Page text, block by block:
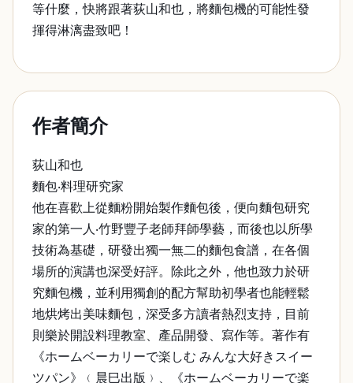
等什麼，快將跟著荻山和也，將麵包機的可能性發
揮得淋漓盡致吧！
作者簡介
荻山和也
麵包‧料理研究家
他在喜歡上從麵粉開始製作麵包後，便向麵包研究
家的第一人‧竹野豐子老師拜師學藝，而後也以所學
技術為基礎，研發出獨一無二的麵包食譜，在各個
場所的演講也深受好評。除此之外，他也致力於研
究麵包機，並利用獨創的配方幫助初學者也能輕鬆
地烘烤出美味麵包，深受多方讀者熱烈支持，目前
則樂於開設料理教室、產品開發、寫作等。著作有
《ホームベーカリーで楽しむ みんな大好きスイー
ツパン》﹙晨巳出版﹚、《ホームベーカリーで楽